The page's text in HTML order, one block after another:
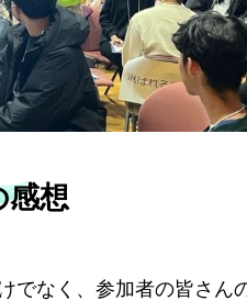
感想
でなく、参加者の皆さん